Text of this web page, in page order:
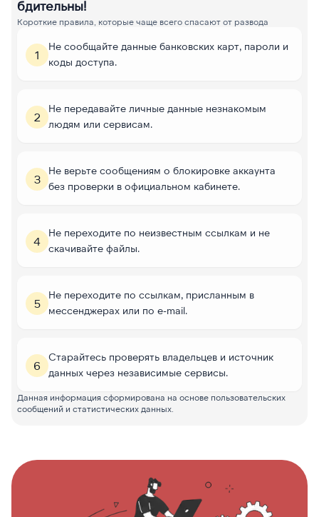
бдительны!
Короткие правила, которые чаще всего спасают от развода
1
Не сообщайте данные банковских карт, пароли и
коды доступа.
2
Не передавайте личные данные незнакомым
людям или сервисам.
3
Не верьте сообщениям о блокировке аккаунта
без проверки в официальном кабинете.
4
Не переходите по неизвестным ссылкам и не
скачивайте файлы.
5
Не переходите по ссылкам, присланным в
мессенджерах или по e-mail.
6
Старайтесь проверять владельцев и источник
данных через независимые сервисы.
Данная информация сформирована на основе пользовательских
сообщений и статистических данных.